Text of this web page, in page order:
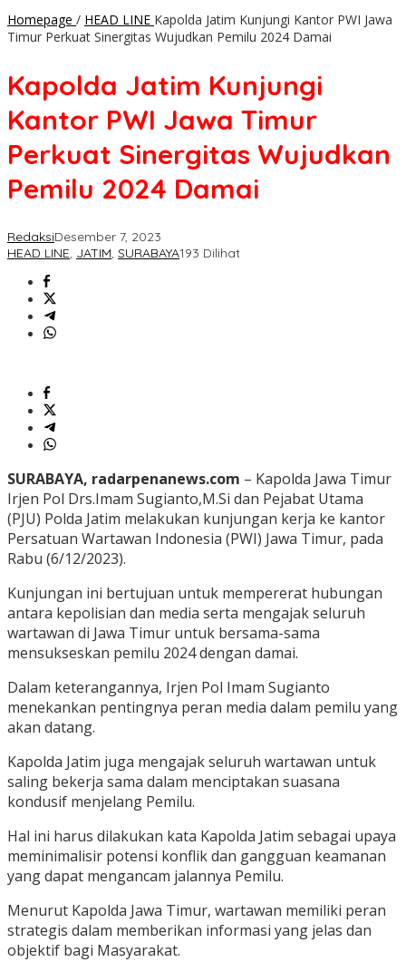
Homepage / HEAD LINE Kapolda Jatim Kunjungi Kantor PWI Jawa
Timur Perkuat Sinergitas Wujudkan Pemilu 2024 Damai
Kapolda Jatim Kunjungi
Kantor PWI Jawa Timur
Perkuat Sinergitas Wujudkan
Pemilu 2024 Damai
RedaksiDesember 7, 2023
HEAD LINE, JATIM, SURABAYA193 Dilihat
SURABAYA, radarpenanews.com – Kapolda Jawa Timur
Irjen Pol Drs.Imam Sugianto,M.Si dan Pejabat Utama
(PJU) Polda Jatim melakukan kunjungan kerja ke kantor
Persatuan Wartawan Indonesia (PWI) Jawa Timur, pada
Rabu (6/12/2023).
Kunjungan ini bertujuan untuk mempererat hubungan
antara kepolisian dan media serta mengajak seluruh
wartawan di Jawa Timur untuk bersama-sama
mensukseskan pemilu 2024 dengan damai.
Dalam keterangannya, Irjen Pol Imam Sugianto
menekankan pentingnya peran media dalam pemilu yang
akan datang.
Kapolda Jatim juga mengajak seluruh wartawan untuk
saling bekerja sama dalam menciptakan suasana
kondusif menjelang Pemilu.
Hal ini harus dilakukan kata Kapolda Jatim sebagai upaya
meminimalisir potensi konflik dan gangguan keamanan
yang dapat mengancam jalannya Pemilu.
Menurut Kapolda Jawa Timur, wartawan memiliki peran
strategis dalam memberikan informasi yang jelas dan
objektif bagi Masyarakat.